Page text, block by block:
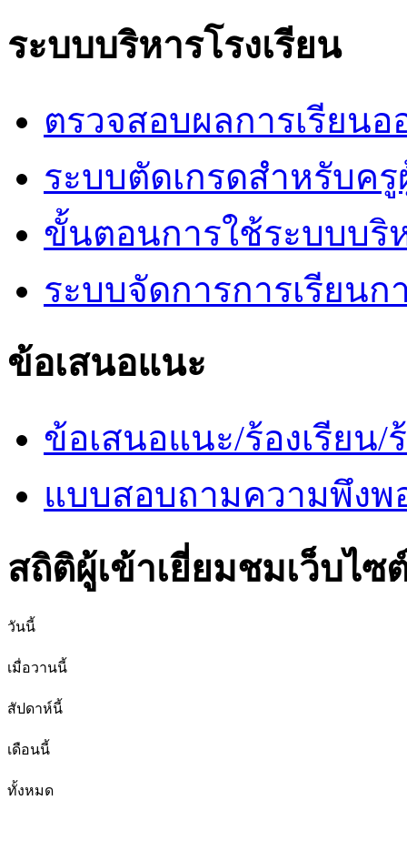
ระบบบริหารโรงเรียน
ตรวจสอบผลการเรียน
ระบบตัดเกรดสำหรับค
ขั้นตอนการใช้ระบบบริ
ระบบจัดการการเรียน
ข้อเสนอแนะ
ข้อเสนอแนะ/ร้องเรียน/
แบบสอบถามความพึงพ
สถิติผู้เข้าเยี่ยมชมเว็บไซ
วันนี้
เมื่อวานนี้
สัปดาห์นี้
เดือนนี้
ทั้งหมด